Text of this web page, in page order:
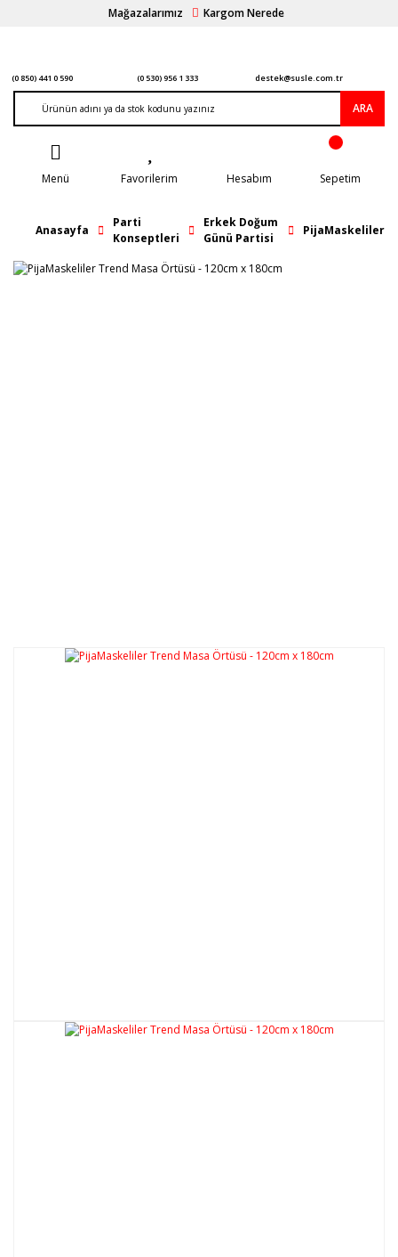
Mağazalarımız Kargom Nerede
(0 850) 441 0 590 (0 530) 956 1 333 destek@susle.com.tr
ARA
Menü Favorilerim Hesabım Sepetim
Anasayfa
Parti
Konseptleri
Erkek Doğum
Günü Partisi
PijaMaskeliler